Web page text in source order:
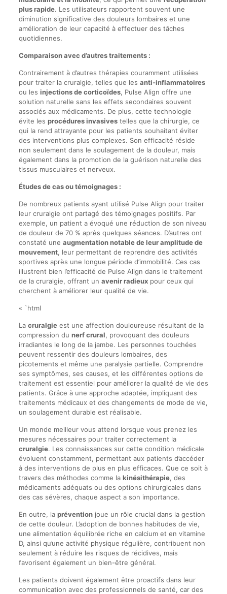
plus rapide. Les utilisateurs rapportent souvent une
diminution significative des douleurs lombaires et une
amélioration de leur capacité à effectuer des tâches
quotidiennes.
Comparaison avec d’autres traitements :
Contrairement à d’autres thérapies couramment utilisées
pour traiter la cruralgie, telles que les anti-inflammatoires
ou les injections de corticoïdes, Pulse Align offre une
solution naturelle sans les effets secondaires souvent
associés aux médicaments. De plus, cette technologie
évite les procédures invasivestelles que la chirurgie, ce
qui la rend attrayante pour les patients souhaitant éviter
des interventions plus complexes. Son efficacité réside
non seulement dans le soulagement de la douleur, mais
également dans la promotion de la guérison naturelle des
tissus musculaires et nerveux.
Études de cas ou témoignages :
De nombreux patients ayant utilisé Pulse Align pour traiter
leur cruralgie ont partagé des témoignages positifs. Par
exemple, un patient a évoqué une réduction de son niveau
de douleur de 70 % après quelques séances. D’autres ont
constaté une augmentation notable de leur amplitude de
mouvement, leur permettant de reprendre des activités
sportives après une longue période d’immobilité. Ces cas
illustrent bien l’efficacité de Pulse Align dans le traitement
de la cruralgie, offrant un avenir radieuxpour ceux qui
cherchent à améliorer leur qualité de vie.
« `html
La cruralgieest une affection douloureuse résultant de la
compression du nerf crural, provoquant des douleurs
irradiantes le long de la jambe. Les personnes touchées
peuvent ressentir des douleurs lombaires, des
picotements et même une paralysie partielle. Comprendre
ses symptômes, ses causes, et les différentes options de
traitement est essentiel pour améliorer la qualité de vie des
patients. Grâce à une approche adaptée, impliquant des
traitements médicaux et des changements de mode de vie,
un soulagement durable est réalisable.
Un monde meilleur vous attend lorsque vous prenez les
mesures nécessaires pour traiter correctement la
cruralgie. Les connaissances sur cette condition médicale
évoluent constamment, permettant aux patients d’accéder
à des interventions de plus en plus efficaces. Que ce soit à
travers des méthodes comme la kinésithérapie, des
médicaments adéquats ou des options chirurgicales dans
des cas sévères, chaque aspect a son importance.
En outre, la préventionjoue un rôle crucial dans la gestion
de cette douleur. L’adoption de bonnes habitudes de vie,
une alimentation équilibrée riche en calcium et en vitamine
D, ainsi qu’une activité physique régulière, contribuent non
seulement à réduire les risques de récidives, mais
favorisent également un bien-être général.
Les patients doivent également être proactifs dans leur
communication avec des professionnels de santé, car des